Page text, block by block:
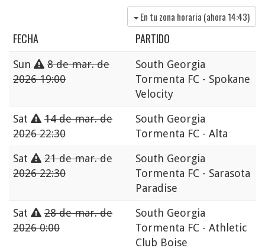
En tu zona horaria (ahora 14:43)
FECHA PARTIDO
Sun
8 de mar. de
2026 19:00
South Georgia
Tormenta FC - Spokane
Velocity
Sat
14 de mar. de
2026 22:30
South Georgia
Tormenta FC - Alta
Sat
21 de mar. de
2026 22:30
South Georgia
Tormenta FC - Sarasota
Paradise
Sat
28 de mar. de
2026 0:00
South Georgia
Tormenta FC - Athletic
Club Boise